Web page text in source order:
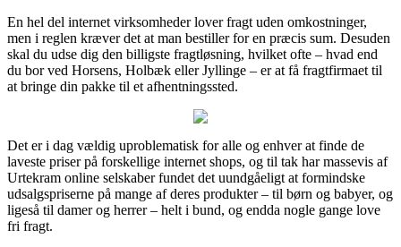
En hel del internet virksomheder lover fragt uden omkostninger,
men i reglen kræver det at man bestiller for en præcis sum. Desuden
skal du udse dig den billigste fragtløsning, hvilket ofte – hvad end
du bor ved Horsens, Holbæk eller Jyllinge – er at få fragtfirmaet til
at bringe din pakke til et afhentningssted.
Det er i dag vældig uproblematisk for alle og enhver at finde de
laveste priser på forskellige internet shops, og til tak har massevis af
Urtekram online selskaber fundet det uundgåeligt at formindske
udsalgspriserne på mange af deres produkter – til børn og babyer, og
ligeså til damer og herrer – helt i bund, og endda nogle gange love
fri fragt.